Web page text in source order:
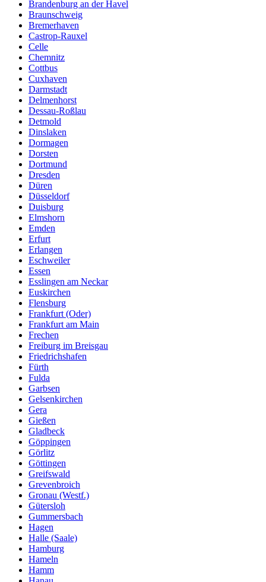
Brandenburg an der Havel
Braunschweig
Bremerhaven
Castrop-Rauxel
Celle
Chemnitz
Cottbus
Cuxhaven
Darmstadt
Delmenhorst
Dessau-Roßlau
Detmold
Dinslaken
Dormagen
Dorsten
Dortmund
Dresden
Düren
Düsseldorf
Duisburg
Elmshorn
Emden
Erfurt
Erlangen
Eschweiler
Essen
Esslingen am Neckar
Euskirchen
Flensburg
Frankfurt (Oder)
Frankfurt am Main
Frechen
Freiburg im Breisgau
Friedrichshafen
Fürth
Fulda
Garbsen
Gelsenkirchen
Gera
Gießen
Gladbeck
Göppingen
Görlitz
Göttingen
Greifswald
Grevenbroich
Gronau (Westf.)
Gütersloh
Gummersbach
Hagen
Halle (Saale)
Hamburg
Hameln
Hamm